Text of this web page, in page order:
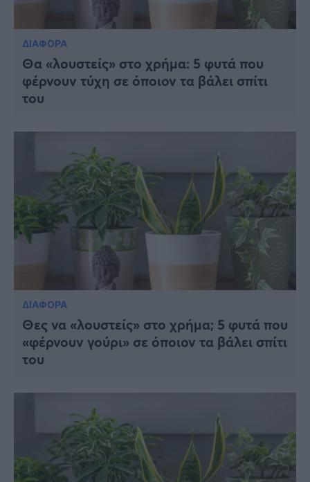
ΔΙΑΦΟΡΑ
Θα «λουστείς» στο χρήμα: 5 φυτά που
φέρνουν τύχη σε όποιον τα βάλει σπίτι
του
ΔΙΑΦΟΡΑ
Θες να «λουστείς» στο χρήμα; 5 φυτά που
«φέρνουν γούρι» σε όποιον τα βάλει σπίτι
του